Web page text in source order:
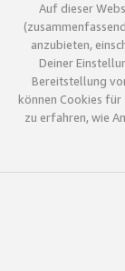
Auf dieser
anzubieten,
Deiner
Bereitstellung
können Cookies für
zu erfahren, wie